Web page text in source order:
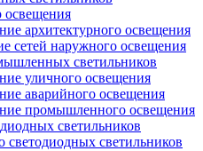
архитектурного освещения
сетей наружного освещения
светильников
уличного освещения
аварийного освещения
промышленного освещения
светильников
светодиодных светильников